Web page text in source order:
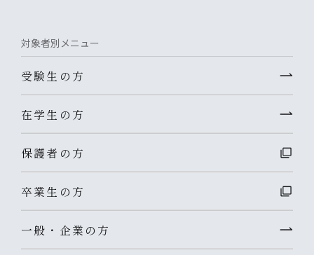
対象者別メニュー
受験生の方
在学生の方
保護者の方
卒業生の方
一般・企業の方